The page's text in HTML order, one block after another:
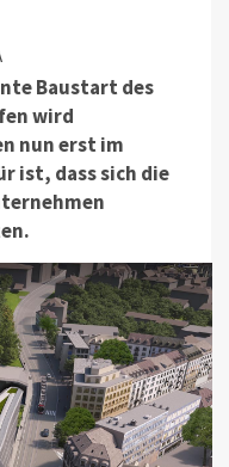
Baustart des
wird
nun erst im
ist, dass sich die